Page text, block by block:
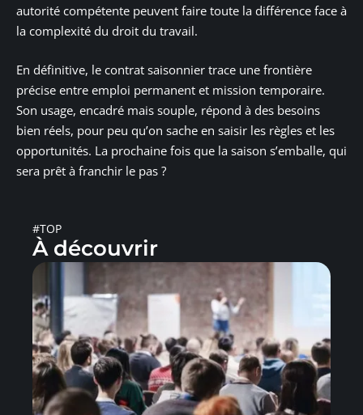
autorité compétente peuvent faire toute la différence face à
la complexité du droit du travail.
En définitive, le contrat saisonnier trace une frontière
précise entre emploi permanent et mission temporaire.
Son usage, encadré mais souple, répond à des besoins
bien réels, pour peu qu’on sache en saisir les règles et les
opportunités. La prochaine fois que la saison s’emballe, qui
sera prêt à franchir le pas ?
#TOP
À découvrir